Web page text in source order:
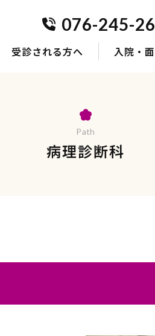
076-245-
受診される方へ 入院・
Path
病理診断科